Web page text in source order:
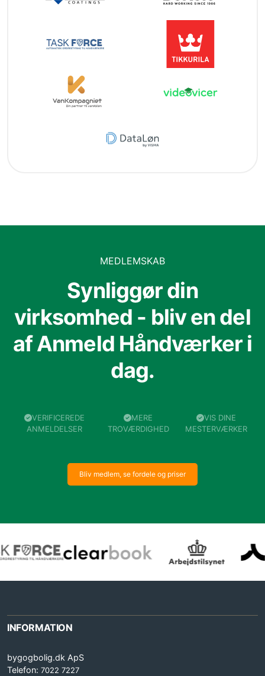
MEDLEMSKAB
Synliggør din
virksomhed - bliv en del
af Anmeld Håndværker i
dag.
VERIFICEREDE
ANMELDELSER
MERE
TROVÆRDIGHED
VIS DINE
MESTERVÆRKER
Bliv medlem, se fordele og priser
INFORMATION
bygogbolig.dk ApS
Telefon: 7022 7227